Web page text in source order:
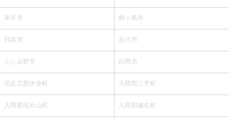
幸手市 鶴ヶ島市
日高市 吉川市
ふじみ野市 白岡市
北足立郡伊奈町 入間郡三芳町
入間郡毛呂山町 入間郡越生町